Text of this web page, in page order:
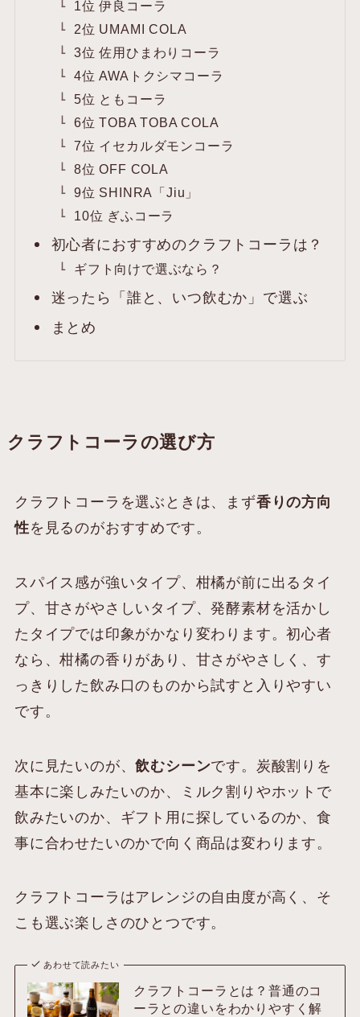
1位 伊良コーラ
2位 UMAMI COLA
3位 佐用ひまわりコーラ
4位 AWAトクシマコーラ
5位 ともコーラ
6位 TOBA TOBA COLA
7位 イセカルダモンコーラ
8位 OFF COLA
9位 SHINRA「Jiu」
10位 ぎふコーラ
初心者におすすめのクラフトコーラは？
ギフト向けで選ぶなら？
迷ったら「誰と、いつ飲むか」で選ぶ
まとめ
クラフトコーラの選び方
クラフトコーラを選ぶときは、まず香りの方向
性を見るのがおすすめです。
スパイス感が強いタイプ、柑橘が前に出るタイ
プ、甘さがやさしいタイプ、発酵素材を活かし
たタイプでは印象がかなり変わります。初心者
なら、柑橘の香りがあり、甘さがやさしく、す
っきりした飲み口のものから試すと入りやすい
です。
次に見たいのが、飲むシーンです。炭酸割りを
基本に楽しみたいのか、ミルク割りやホットで
飲みたいのか、ギフト用に探しているのか、食
事に合わせたいのかで向く商品は変わります。
クラフトコーラはアレンジの自由度が高く、そ
こも選ぶ楽しさのひとつです。
あわせて読みたい
クラフトコーラとは？普通のコ
ーラとの違いをわかりやすく解